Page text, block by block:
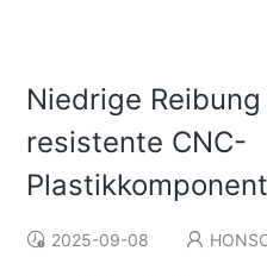
Niedrige
resistente CNC-
2025-09-08